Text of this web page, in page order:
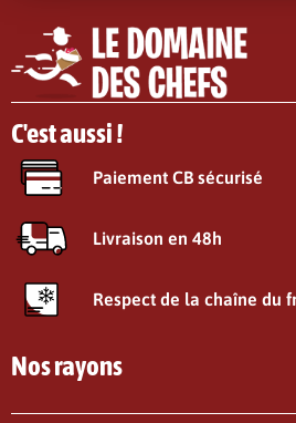
C'est aussi !
Paiement CB sécurisé
Livraison en 48h
Respect de la chaîne du
Nos rayons